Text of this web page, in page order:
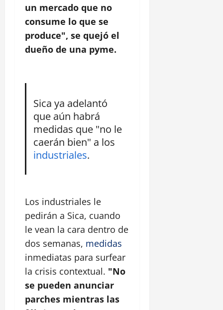
un mercado que no
consume lo que se
produce", se quejó el
dueño de una pyme.
Sica ya adelantó
que aún habrá
medidas que "no le
caerán bien" a los
industriales.
Los industriales le
pedirán a Sica, cuando
le vean la cara dentro de
dos semanas, medidas
inmediatas para surfear
la crisis contextual. "No
se pueden anunciar
parches mientras las